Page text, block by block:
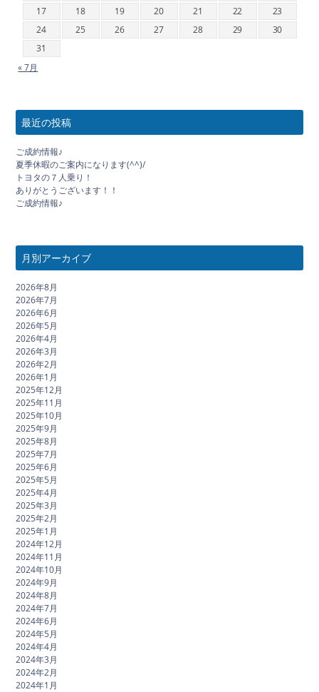
17
18 19 20 21 22
23
24
25 26 27 28 29
30
31
« 7月
最近の投稿
ご成約情報♪
夏季休暇のご案内になります(^^)/
トヨタの７人乗り！
ありがとうございます！！
ご成約情報♪
月別アーカイブ
2026年8月
2026年7月
2026年6月
2026年5月
2026年4月
2026年3月
2026年2月
2026年1月
2025年12月
2025年11月
2025年10月
2025年9月
2025年8月
2025年7月
2025年6月
2025年5月
2025年4月
2025年3月
2025年2月
2025年1月
2024年12月
2024年11月
2024年10月
2024年9月
2024年8月
2024年7月
2024年6月
2024年5月
2024年4月
2024年3月
2024年2月
2024年1月